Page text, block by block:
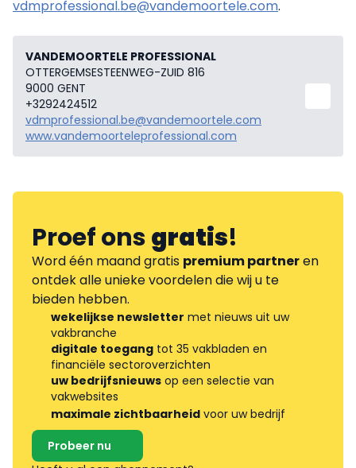
vdmprofessional.be@vandemoortele.com.
VANDEMOORTELE PROFESSIONAL
OTTERGEMSESTEENWEG-ZUID 816
9000 GENT
+3292424512
vdmprofessional.be@vandemoortele.com
www.vandemoorteleprofessional.com
Proef onsgratis!
Word één maand gratis premium partneren
ontdek alle unieke voordelen die wij u te
bieden hebben.
wekelijkse newsletter met nieuws uit uw
vakbranche
digitale toegang tot 35 vakbladen en
financiële sectoroverzichten
uw bedrijfsnieuws op een selectie van
vakwebsites
maximale zichtbaarheid voor uw bedrijf
Probeer nu